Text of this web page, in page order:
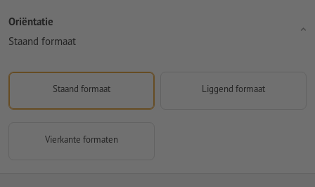
Oriëntatie
Staand formaat
Staand formaat Liggend formaat
Vierkante formaten